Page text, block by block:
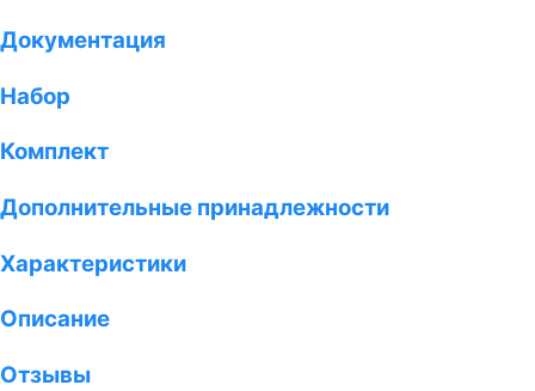
Документация
Набор
Комплект
Дополнительные принадлежности
Характеристики
Описание
Отзывы